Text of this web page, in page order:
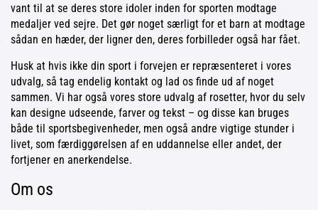
vant til at se deres store idoler inden for sporten modtage
medaljer ved sejre. Det gør noget særligt for et barn at modtage
sådan en hæder, der ligner den, deres forbilleder også har fået.
Husk at hvis ikke din sport i forvejen er repræsenteret i vores
udvalg, så tag endelig kontakt og lad os finde ud af noget
sammen. Vi har også vores store udvalg af rosetter, hvor du selv
kan designe udseende, farver og tekst – og disse kan bruges
både til sportsbegivenheder, men også andre vigtige stunder i
livet, som færdiggørelsen af en uddannelse eller andet, der
fortjener en anerkendelse.
Om os